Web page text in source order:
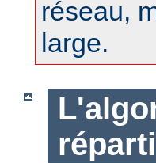
réseau,
large.